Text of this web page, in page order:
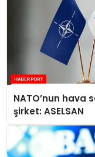
NATO’nun hava
şirket: ASELSAN